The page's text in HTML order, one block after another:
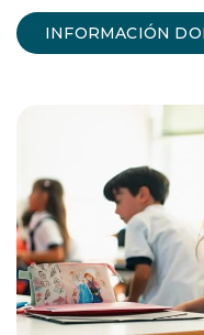
INFORMACIÓN